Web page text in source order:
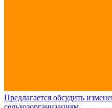
Предлагается обсудить